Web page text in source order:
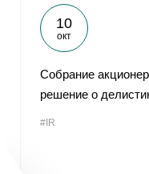
10
окт
Собрание
решение о
#IR